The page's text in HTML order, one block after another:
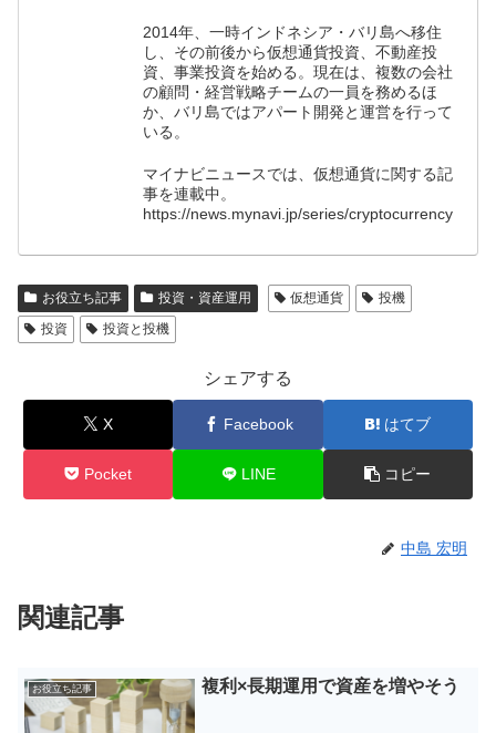
2014年、一時インドネシア・バリ島へ移住
し、その前後から仮想通貨投資、不動産投
資、事業投資を始める。現在は、複数の会社
の顧問・経営戦略チームの一員を務めるほ
か、バリ島ではアパート開発と運営を行って
いる。
マイナビニュースでは、仮想通貨に関する記
事を連載中。
https://news.mynavi.jp/series/cryptocurrency
お役立ち記事 投資・資産運用 仮想通貨
投機
投資
投資と投機
シェアする
X Facebook はてブ
Pocket LINE コピー
中島 宏明
関連記事
お役立ち記事 複利×長期運用で資産を増やそう